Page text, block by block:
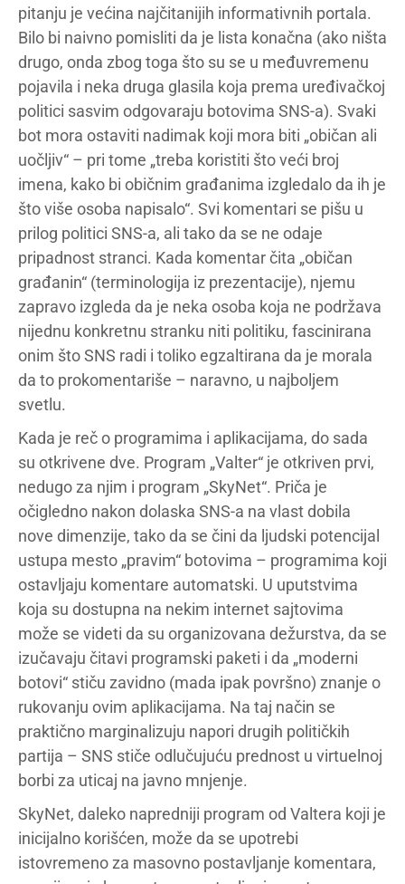
pitanju je većina najčitanijih informativnih portala.
Bilo bi naivno pomisliti da je lista konačna (ako ništa
drugo, onda zbog toga što su se u međuvremenu
pojavila i neka druga glasila koja prema uređivačkoj
politici sasvim odgovaraju botovima SNS-a). Svaki
bot mora ostaviti nadimak koji mora biti „običan ali
uočljiv“ – pri tome „treba koristiti što veći broj
imena, kako bi običnim građanima izgledalo da ih je
što više osoba napisalo“. Svi komentari se pišu u
prilog politici SNS-a, ali tako da se ne odaje
pripadnost stranci. Kada komentar čita „običan
građanin“ (terminologija iz prezentacije), njemu
zapravo izgleda da je neka osoba koja ne podržava
nijednu konkretnu stranku niti politiku, fascinirana
onim što SNS radi i toliko egzaltirana da je morala
da to prokomentariše – naravno, u najboljem
svetlu.
Kada je reč o programima i aplikacijama, do sada
su otkrivene dve. Program „Valter“ je otkriven prvi,
nedugo za njim i program „SkyNet“. Priča je
očigledno nakon dolaska SNS-a na vlast dobila
nove dimenzije, tako da se čini da ljudski potencijal
ustupa mesto „pravim“ botovima – programima koji
ostavljaju komentare automatski. U uputstvima
koja su dostupna na nekim internet sajtovima
može se videti da su organizovana dežurstva, da se
izučavaju čitavi programski paketi i da „moderni
botovi“ stiču zavidno (mada ipak površno) znanje o
rukovanju ovim aplikacijama. Na taj način se
praktično marginalizuju napori drugih političkih
partija – SNS stiče odlučujuću prednost u virtuelnoj
borbi za uticaj na javno mnjenje.
SkyNet, daleko napredniji program od Valtera koji je
inicijalno korišćen, može da se upotrebi
istovremeno za masovno postavljanje komentara,